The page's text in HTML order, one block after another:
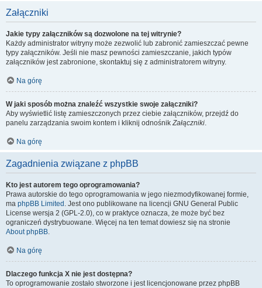
Załączniki
Jakie typy załączników są dozwolone na tej witrynie?
Każdy administrator witryny może zezwolić lub zabronić zamieszczać pewne
typy załączników. Jeśli nie masz pewności zamieszczanie, jakich typów
załączników jest zabronione, skontaktuj się z administratorem witryny.
Na górę
W jaki sposób można znaleźć wszystkie swoje załączniki?
Aby wyświetlić listę zamieszczonych przez ciebie załączników, przejdź do
panelu zarządzania swoim kontem i kliknij odnośnikZałączniki.
Na górę
Zagadnienia związane z phpBB
Kto jest autorem tego oprogramowania?
Prawa autorskie do tego oprogramowania w jego niezmodyfikowanej formie,
ma phpBB Limited . Jest ono publikowane na licencji GNU General Public
License wersja 2 (GPL-2.0), co w praktyce oznacza, że może być bez
ograniczeń dystrybuowane. Więcej na ten temat dowiesz się na stronie
About phpBB.
Na górę
Dlaczego funkcja X nie jest dostępna?
To oprogramowanie zostało stworzone i jest licencjonowane przez phpBB